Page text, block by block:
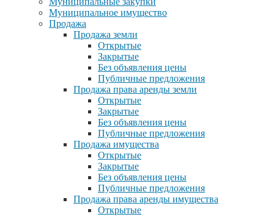
Муниципальное имущество
Продажа
Продажа земли
Открытые
Закрытые
Без объявления цены
Публичные предложения
Продажа права аренды земли
Открытые
Закрытые
Без объявления цены
Публичные предложения
Продажа имущества
Открытые
Закрытые
Без объявления цены
Публичные предложения
Продажа права аренды имущества
Открытые